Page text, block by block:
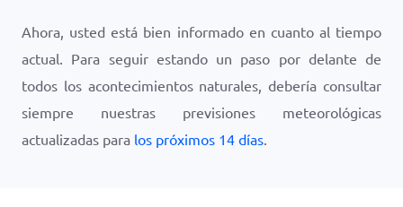
Ahora, usted está bien informado en cuanto al tiempo
actual. Para seguir estando un paso por delante de
todos los acontecimientos naturales, debería consultar
siempre nuestras previsiones meteorológicas
actualizadas para los próximos 14 días.